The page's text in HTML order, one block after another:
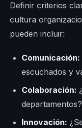
Definir criterios
cultura
pueden incluir:
Comunicación:
escuchados y
Colaboración:
departamentos?
Innovación: